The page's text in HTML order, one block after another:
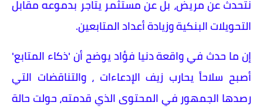
نتحدث عن مريض، بل عن مستثمر يتاجر بدموعه مقابل
التحويلات البنكية وزيادة أعداد المتابعين.
إن ما حدث في واقعة دنيا فؤاد يوضح أن 'ذكاء المتابع'
أصبح سلاحاً يحارب زيف الإدعاءات ، والتناقضات التي
رصدها الجمهور في المحتوى الذي قدمته، حولت حالة